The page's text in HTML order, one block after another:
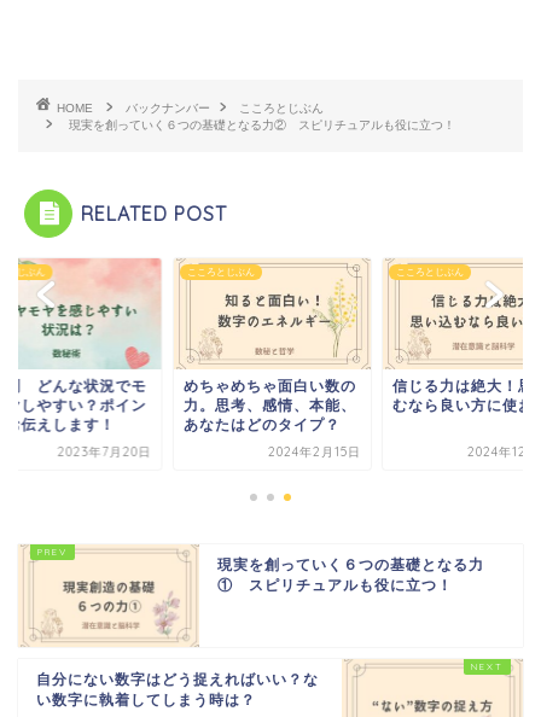
HOME バックナンバー
こころとじぶん
現実を創っていく６つの基礎となる力② スピリチュアルも役に立つ！
RELATED POST
とじぶん
ゃめちゃ面白い数の
思考、感情、本能、
たはどのタイプ？
2024年2月15日
こころとじぶん
信じる力は絶大！思い込
むなら良い方に使おう！
2024年12月22日
こころとじぶん
数秘別 どんな状況
ヤモヤしやすい？ポ
2023年7
現実を創っていく６つの基礎となる力
① スピリチュアルも役に立つ！
自分にない数字はどう捉えればいい？な
い数字に執着してしまう時は？